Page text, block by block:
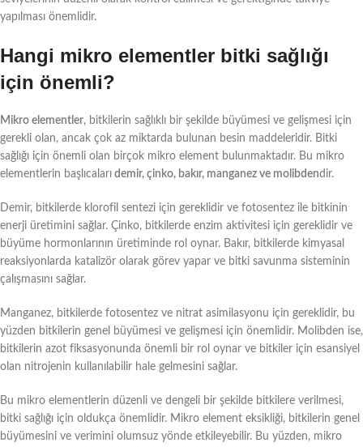
yapılması önemlidir.
Hangi mikro elementler bitki sağlığı
için önemli?
Mikro elementler, bitkilerin sağlıklı bir şekilde büyümesi ve gelişmesi için
gerekli olan, ancak çok az miktarda bulunan besin maddeleridir. Bitki
sağlığı için önemli olan birçok mikro element bulunmaktadır. Bu mikro
elementlerin başlıcaları demir, çinko, bakır, manganez ve molibdendir.
Demir, bitkilerde klorofil sentezi için gereklidir ve fotosentez ile bitkinin
enerji üretimini sağlar. Çinko, bitkilerde enzim aktivitesi için gereklidir ve
büyüme hormonlarının üretiminde rol oynar. Bakır, bitkilerde kimyasal
reaksiyonlarda katalizör olarak görev yapar ve bitki savunma sisteminin
çalışmasını sağlar.
Manganez, bitkilerde fotosentez ve nitrat asimilasyonu için gereklidir, bu
yüzden bitkilerin genel büyümesi ve gelişmesi için önemlidir. Molibden ise,
bitkilerin azot fiksasyonunda önemli bir rol oynar ve bitkiler için esansiyel
olan nitrojenin kullanılabilir hale gelmesini sağlar.
Bu mikro elementlerin düzenli ve dengeli bir şekilde bitkilere verilmesi,
bitki sağlığı için oldukça önemlidir. Mikro element eksikliği, bitkilerin genel
büyümesini ve verimini olumsuz yönde etkileyebilir. Bu yüzden, mikro